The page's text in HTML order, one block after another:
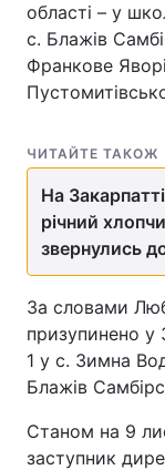
області – у
с. Блажів
Франкове
ЧИТАЙТЕ ТАКОЖ
На
річний
звернулись до
За словами
призупинено
1 у с. Зимна
Блажів
Станом на 9
заступник